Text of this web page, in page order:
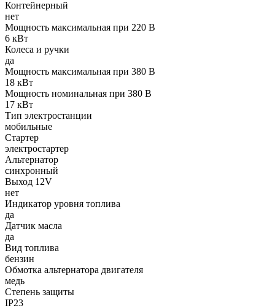
Контейнерный
нет
Мощность максимальная при 220 В
6 кВт
Колеса и ручки
да
Мощность максимальная при 380 В
18 кВт
Мощность номинальная при 380 В
17 кВт
Тип электростанции
мобильные
Стартер
электростартер
Альтернатор
синхронный
Выход 12V
нет
Индикатор уровня топлива
да
Датчик масла
да
Вид топлива
бензин
Обмотка альтернатора двигателя
медь
Степень защиты
IP23